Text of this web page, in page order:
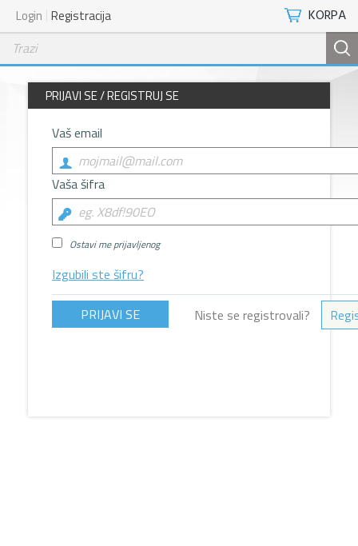
KORPA
Login Registracija
PRIJAVI SE / REGISTRUJ SE
Vaš email
Vaša šifra
Ostavi me prijavljenog
Izgubili ste šifru?
Niste se registrovali?